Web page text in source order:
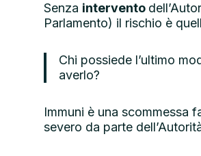
Senza intervento
Parlamento) il rischio è
Chi possiede l’ultimo
averlo?
Immuni è una scommessa
severo da parte